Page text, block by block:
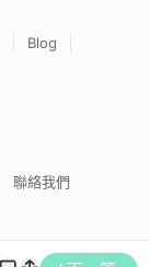
Blog
聯絡我們